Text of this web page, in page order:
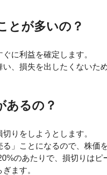
とが多いの？
に利益を確定します。
、損失を出したくない
あるの？
りをしようとします。
」ことになるので、株価
のあたりで、損切りは
ます。